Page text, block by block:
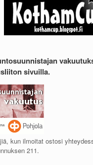
sivuilla.
kun ilmoitat ostosi
211.